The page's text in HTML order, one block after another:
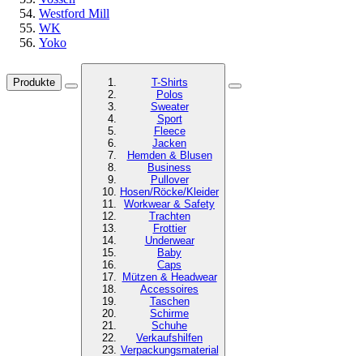
Westford Mill
WK
Yoko
Produkte
T-Shirts
Polos
Sweater
Sport
Fleece
Jacken
Hemden & Blusen
Business
Pullover
Hosen/Röcke/Kleider
Workwear & Safety
Trachten
Frottier
Underwear
Baby
Caps
Mützen & Headwear
Accessoires
Taschen
Schirme
Schuhe
Verkaufshilfen
Verpackungsmaterial